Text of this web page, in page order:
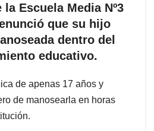
Escuela Media Nº3
que su hijo
dentro del
educativo.
de apenas 17 años y
de manosearla en horas